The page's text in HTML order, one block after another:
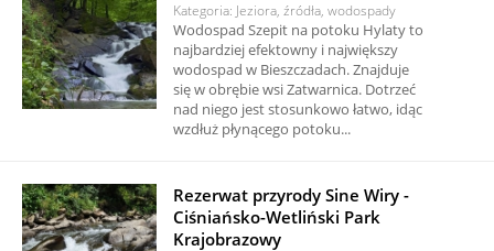
Kategoria: Jeziora, źródła, wodospady
Wodospad Szepit na potoku Hylaty to
najbardziej efektowny i największy
wodospad w Bieszczadach. Znajduje
się w obrębie wsi Zatwarnica. Dotrzeć
nad niego jest stosunkowo łatwo, idąc
wzdłuż płynącego potoku...
Rezerwat przyrody Sine Wiry -
Ciśniańsko-Wetliński Park
Krajobrazowy